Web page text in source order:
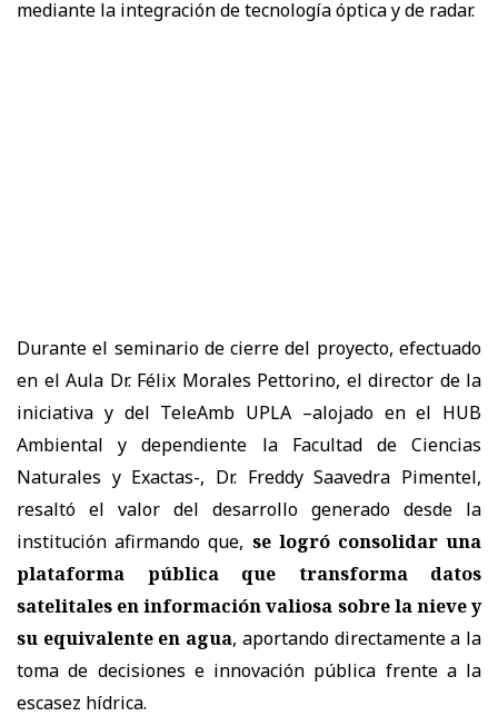
mediante la integración de tecnología óptica y de radar.
Durante el seminario de cierre del proyecto, efectuado
en el Aula Dr. Félix Morales Pettorino, el director de la
iniciativa y del TeleAmb UPLA –alojado en el HUB
Ambiental y dependiente la Facultad de Ciencias
Naturales y Exactas-, Dr. Freddy Saavedra Pimentel,
resaltó el valor del desarrollo generado desde la
institución afirmando que, se logró consolidar una
plataforma pública que transforma datos
satelitales en información valiosa sobre la nieve y
su equivalente en agua, aportando directamente a la
toma de decisiones e innovación pública frente a la
escasez hídrica.